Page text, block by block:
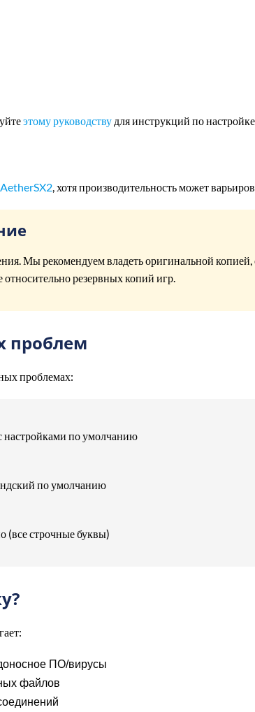
этому руководству для инструкций по
AetherSX2, хотя производительность может
Мы рекомендуем владеть оригинальной
относительно резервных копий игр.
проблем
проблемах:
настройками по умолчанию
по умолчанию
(все строчные буквы)
ПО/вирусы
файлов